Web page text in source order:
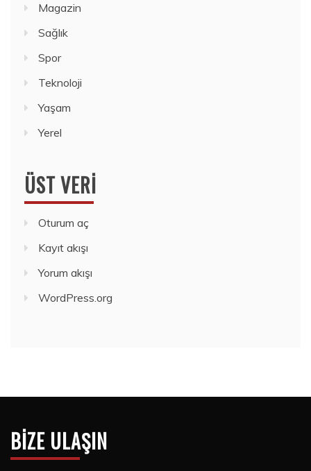
Magazin
Sağlık
Spor
Teknoloji
Yaşam
Yerel
ÜST VERI
Oturum aç
Kayıt akışı
Yorum akışı
WordPress.org
BIZE ULAŞIN